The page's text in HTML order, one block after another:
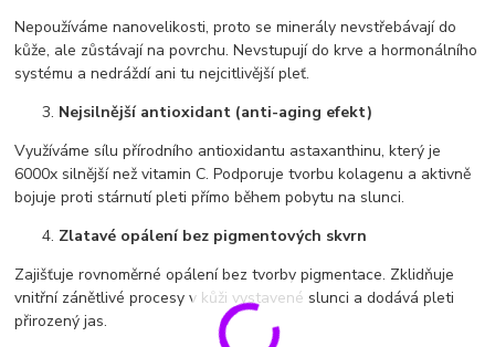
Nepoužíváme nanovelikosti, proto se minerály nevstřebávají do
kůže, ale zůstávají na povrchu. Nevstupují do krve a hormonálního
systému a nedráždí ani tu nejcitlivější pleť.
Nejsilnější antioxidant (anti-aging efekt)
Využíváme sílu přírodního antioxidantu astaxanthinu, který je
6000x silnější než vitamin C. Podporuje tvorbu kolagenu a aktivně
bojuje proti stárnutí pleti přímo během pobytu na slunci.
Zlatavé opálení bez pigmentových skvrn
Zajišťuje rovnoměrné opálení bez tvorby pigmentace. Zklidňuje
vnitřní zánětlivé procesy v kůži vystavené slunci a dodává pleti
přirozený jas.